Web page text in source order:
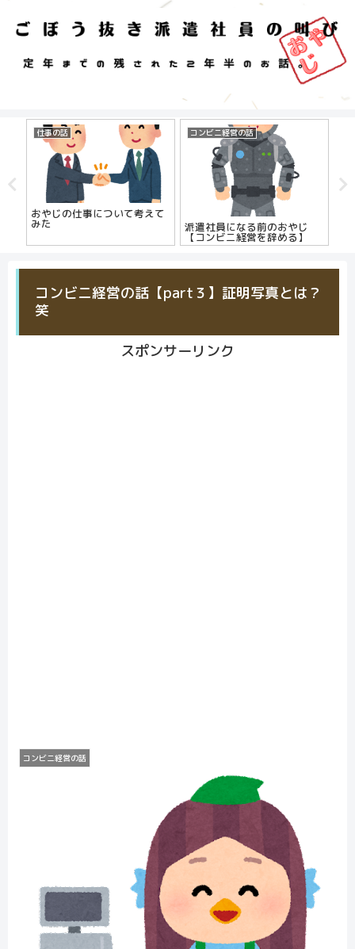
仕事の話
おやじの仕事について考えて
みた
コンビニ経営の話
派遣社員になる前のおやじ
【コンビニ経営を辞める】
コンビニ経営の話【part３】証明写真とは？
笑
スポンサーリンク
コンビニ経営の話